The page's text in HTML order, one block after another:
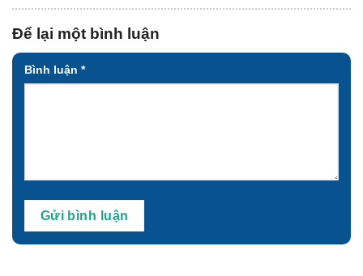
Để lại một bình luận
Bình luận *